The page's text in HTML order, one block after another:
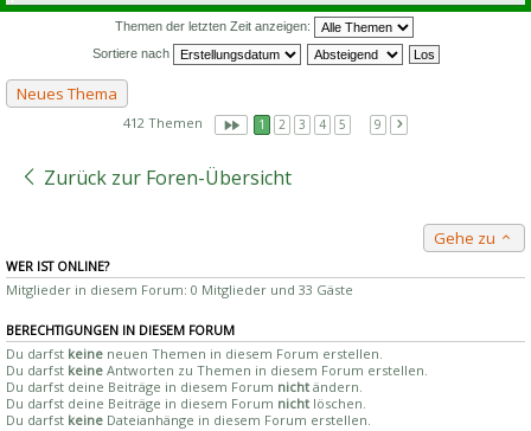
Themen der letzten Zeit anzeigen:
Sortiere nach
Neues Thema
412 Themen 1 2 3 4 5 9
Zurück zur Foren-Übersicht
Gehe zu
WER IST ONLINE?
Mitglieder in diesem Forum: 0 Mitglieder und 33 Gäste
BERECHTIGUNGEN IN DIESEM FORUM
Du darfst keine neuen Themen in diesem Forum erstellen.
Du darfst keine Antworten zu Themen in diesem Forum erstellen.
Du darfst deine Beiträge in diesem Forum nicht ändern.
Du darfst deine Beiträge in diesem Forum nicht löschen.
Du darfst keine Dateianhänge in diesem Forum erstellen.